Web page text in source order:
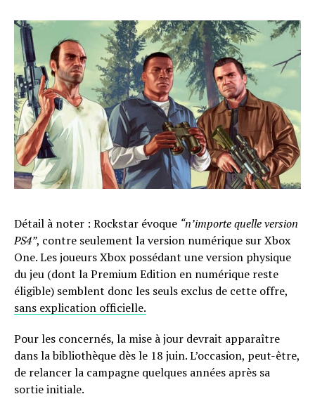
Détail à noter : Rockstar évoque “n’importe quelle version
PS4”, contre seulement la version numérique sur Xbox
One. Les joueurs Xbox possédant une version physique
du jeu (dont la Premium Edition en numérique reste
éligible) semblent donc les seuls exclus de cette offre,
sans explication officielle.
Pour les concernés, la mise à jour devrait apparaître
dans la bibliothèque dès le 18 juin. L’occasion, peut-être,
de relancer la campagne quelques années après sa
sortie initiale.